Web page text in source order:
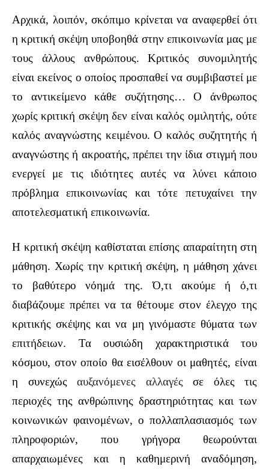
Αρχικά, λοιπόν, σκόπιμο κρίνεται να αναφερθεί ότι
η κριτική σκέψη υποβοηθά στην επικοινωνία μας με
τους άλλους ανθρώπους. Κριτικός συνομιλητής
είναι εκείνος ο οποίος προσπαθεί να συμβιβαστεί με
το αντικείμενο κάθε συζήτησης… Ο άνθρωπος
χωρίς κριτική σκέψη δεν είναι καλός ομιλητής, ούτε
καλός αναγνώστης κειμένου. Ο καλός συζητητής ή
αναγνώστης ή ακροατής, πρέπει την ίδια στιγμή που
ενεργεί με τις ιδιότητες αυτές να λύνει κάποιο
πρόβλημα επικοινωνίας και τότε πετυχαίνει την
αποτελεσματική επικοινωνία.
Η κριτική σκέψη καθίσταται επίσης απαραίτητη στη
μάθηση. Χωρίς την κριτική σκέψη, η μάθηση χάνει
το βαθύτερο νόημά της. Ό,τι ακούμε ή ό,τι
διαβάζουμε πρέπει να τα θέτουμε στον έλεγχο της
κριτικής σκέψης και να μη γινόμαστε θύματα των
επιτήδειων. Τα ουσιώδη χαρακτηριστικά του
κόσμου, στον οποίο θα εισέλθουν οι μαθητές, είναι
η συνεχώς αυξανόμενες αλλαγές
σε όλες τις
περιοχές της ανθρώπινης δραστηριότητας και των
κοινωνικών φαινομένων, ο πολλαπλασιασμός των
πληροφοριών, που γρήγορα θεωρούνται
απαρχαιωμένες και η καθημερινή αναδόμηση,